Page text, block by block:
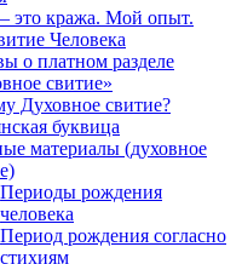
это кража. Мой опыт.
Человека
о платном разделе
свитие»
Духовное свитие?
буквица
материалы (духовное
Периоды рождения
человека
Период рождения согласно
стихиям